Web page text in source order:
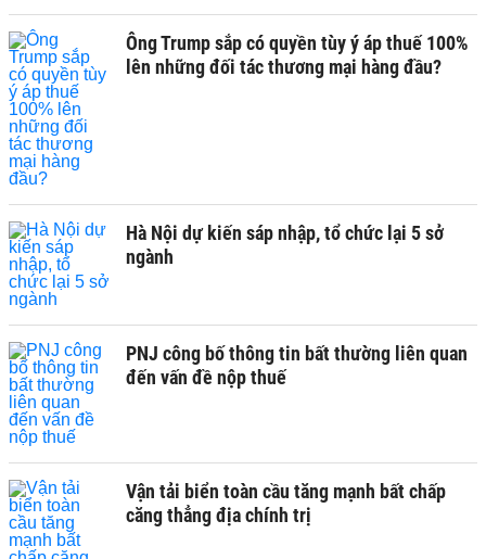
Ông Trump sắp có quyền tùy ý áp thuế 100%
lên những đối tác thương mại hàng đầu?
Hà Nội dự kiến sáp nhập, tổ chức lại 5 sở
ngành
PNJ công bố thông tin bất thường liên quan
đến vấn đề nộp thuế
Vận tải biển toàn cầu tăng mạnh bất chấp
căng thẳng địa chính trị